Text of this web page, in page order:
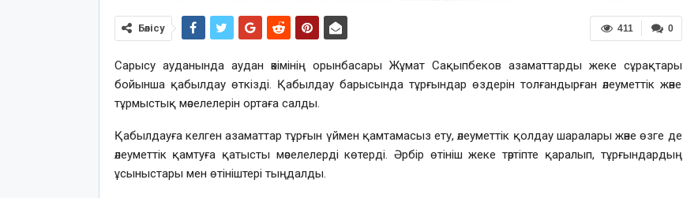
0
411
Бөлісу
Сарысу ауданында аудан әкімінің орынбасары Жұмат Сақыпбеков азаматтарды жеке сұрақтары
бойынша қабылдау өткізді. Қабылдау барысында тұрғындар өздерін толғандырған әлеуметтік және
тұрмыстық мәселелерін ортаға салды.
Қабылдауға келген азаматтар тұрғын үймен қамтамасыз ету, әлеуметтік қолдау шаралары және өзге де
әлеуметтік қамтуға қатысты мәселелерді көтерді. Әрбір өтініш жеке тәртіпте қаралып, тұрғындардың
ұсыныстары мен өтініштері тыңдалды.